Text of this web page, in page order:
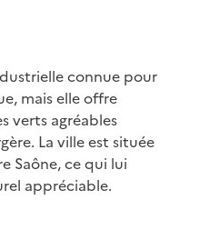
connue pour
mais elle offre
verts agréables
La ville est située
Saône, ce qui lui
appréciable.